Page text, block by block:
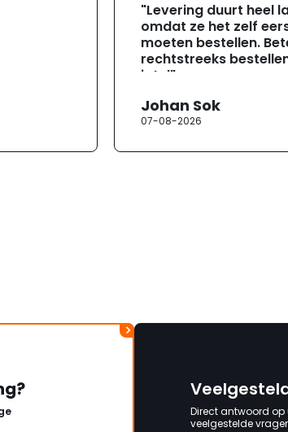
"Levering duurt heel
omdat ze het zelf
moeten bestellen.
rechtstreeks
jotul"
Johan Sok
07-08-2026
Direct antwoord op
veelgestelde